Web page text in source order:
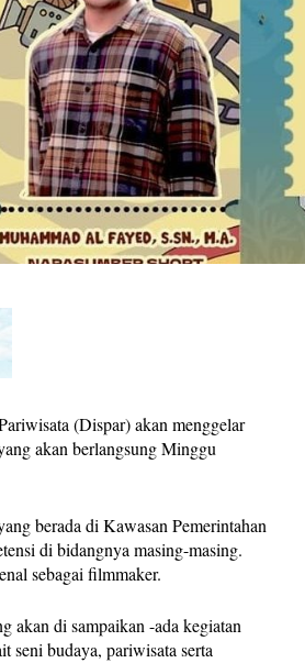
(Dispar) akan menggelar
akan berlangsung Minggu
berada di Kawasan Pemerintahan
di bidangnya masing-masing.
sebagai filmmaker.
akan di sampaikan -ada kegiatan
seni budaya, pariwisata serta